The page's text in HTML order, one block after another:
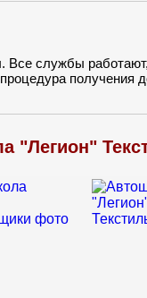
Все службы
получения
"Легион"